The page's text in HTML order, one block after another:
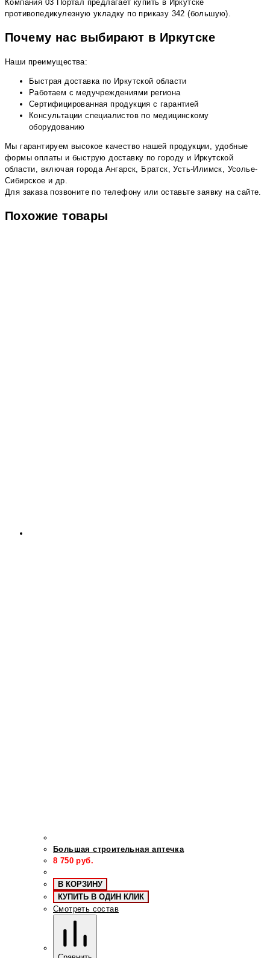
Компания 03 Портал предлагает купить в Иркутске
противопедикулезную укладку по приказу 342 (большую).
Почему нас выбирают в Иркутске
Наши преимущества:
Быстрая доставка по Иркутской области
Работаем с медучреждениями региона
Сертифицированная продукция с гарантией
Консультации специалистов по медицинскому
оборудованию
Мы гарантируем высокое качество нашей продукции, удобные
формы оплаты и быструю доставку по городу и Иркутской
области, включая города Ангарск, Братск, Усть-Илимск, Усолье-
Сибирское и др.
Для заказа позвоните по телефону или оставьте заявку на сайте.
Похожие товары
Большая строительная аптечка
8 750 руб.
В КОРЗИНУ
КУПИТЬ В ОДИН КЛИК
Смотреть состав